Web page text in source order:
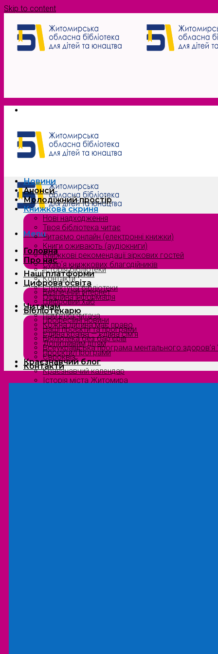
Skip to content
Menu
Головна
Про нас
Історія бібліотеки
Контакти
Структура бібліотеки
Офіційна інформація
Читачам
Пам’ятка читача
Кожна дитина має право
Єдина країна — єдина сім’я
Допитливим дітям
Проєкти/Програми
Краєзнавчий блог
Краєзнавчий календар
Історія міста Житомира
Новини
Анонси
Молодіжний простір
Книжкова скриня
Нові надходження
Твоя бібліотека читає
Читаємо онлайн (електронні книжки)
Книги оживають (аудіокниги)
Книжкові рекомендації зіркових гостей
Сузірʼя книжкових благодійників
Наші платформи
Цифрова освіта
Безпечний інтернет
Цифровий хаб
Бібліотекарю
Професійні новини
Наші проєкти та програми
Бібліотека без бар’єрів
Всеукраїнська програма ментального здоров’я
Євроквіз
Контакти